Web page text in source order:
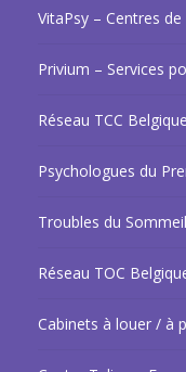
VitaPsy – Centres
Privium – Services
Réseau TCC Belgique
Psychologues du
Troubles du Sommeil
Réseau TOC
Cabinets à louer / à